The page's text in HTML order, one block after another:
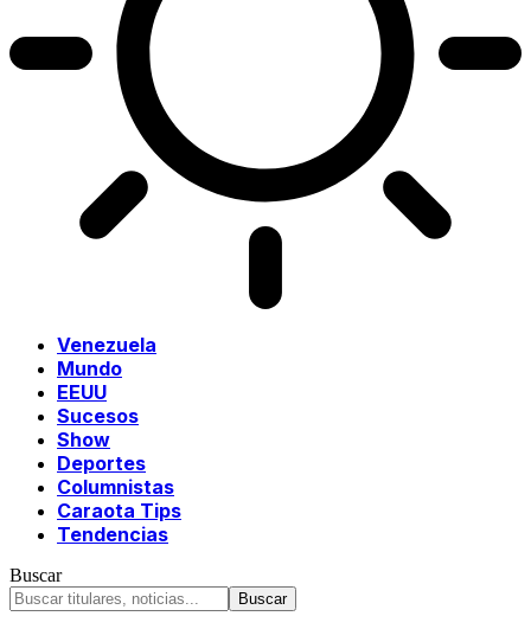
Venezuela
Mundo
EEUU
Sucesos
Show
Deportes
Columnistas
Caraota Tips
Tendencias
Buscar